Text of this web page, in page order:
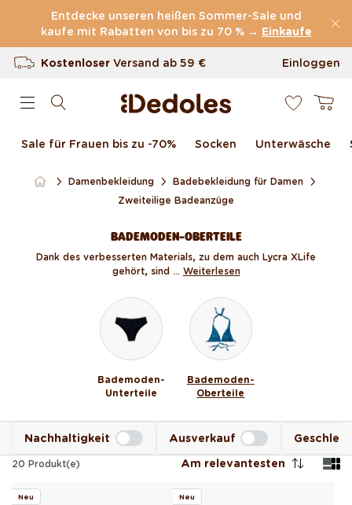
Direkt zum Inhalt
Entdecke unseren heißen Sommer-Sale und
kaufe mit Rabatten von bis zu 70 % → Einkaufe
KostenloserVersand ab 59 €
100 Tage Rückgaberecht
Unser originelles Design
Einloggen
Sale für Frauen bis zu -70 % Socken Unterwäsche
Damenbekleidung
Badebekleidung für Damen
Zweiteilige Badeanzüge
BADEMODEN-OBERTEILE
Dank des verbesserten Materials, zu dem auch Lycra XLife
gehört, sind ... Weiterlesen
Bademoden-
Unterteile
Bademoden-
Oberteile
Nachhaltigkeit Ausverkauf
20 Produkt(e) Am relevantesten
Neu Neu